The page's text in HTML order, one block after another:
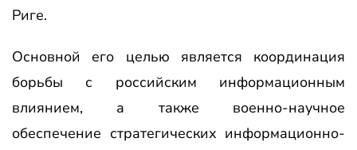
Риге.
Основной его целью является координация
борьбы с российским информационным
влиянием, а также военно-научное
обеспечение стратегических информационно-